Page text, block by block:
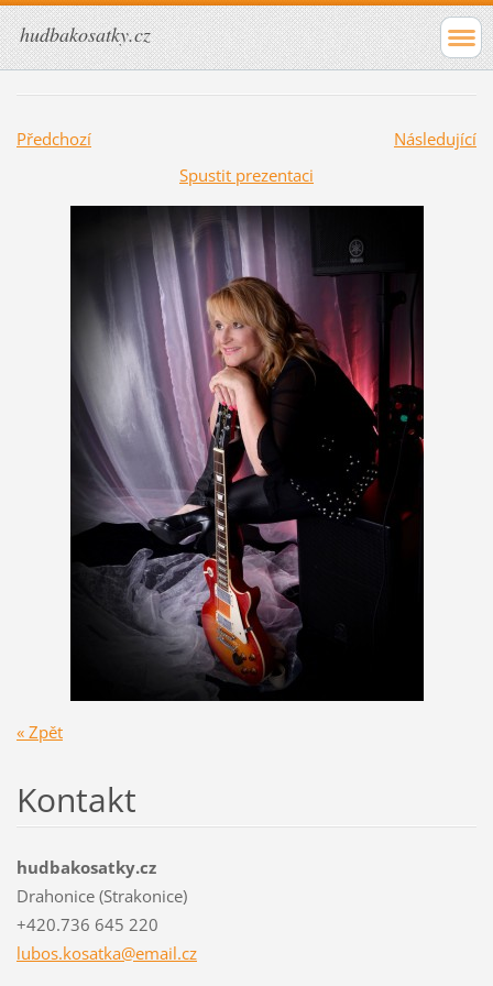
hudbakosatky.cz
Předchozí
Následující
Spustit prezentaci
« Zpět
Kontakt
hudbakosatky.cz
Drahonice (Strakonice)
+420.736 645 220
lubos.kosatka@email.cz